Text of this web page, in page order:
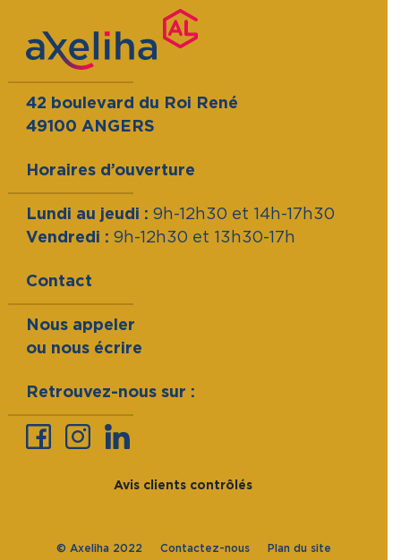
42 boulevard du Roi René
49100 ANGERS
Horaires d’ouverture
Lundi au jeudi : 9h-12h30 et 14h-17h30
Vendredi : 9h-12h30 et 13h30-17h
Contact
Nous appeler
ou nous écrire
Retrouvez-nous sur :
Avis clients contrôlés
© Axeliha 2022 Contactez-nous Plan du site